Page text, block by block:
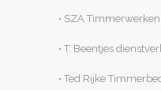
• SZA Timmerwerken
• T. Beentjes
• Ted Rijke